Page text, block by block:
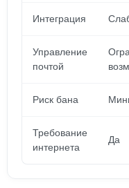
Интеграция
Управление
почтой
Риск бана
Требование
интернета
Да